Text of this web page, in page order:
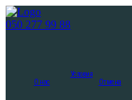
050 277 99 88
О нас
Условия
Отмена